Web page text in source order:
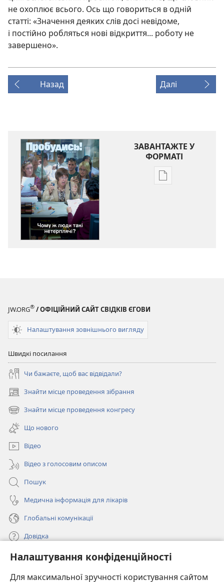
Налаштування конфіденційності
Для максимальної зручності користування сайтом
не охоплює всього. Ось що говориться в одній
статті: «Значення деяких слів досі невідоме,
і постійно робляться нові відкриття... роботу не
завершено».
Назад Далі
ЗАВАНТАЖТЕ У
ФОРМАТІ
Параметри
JW.ORG® / ОФІЦІЙНИЙ САЙТ СВІДКІВ ЄГОВИ
Налаштування зовнішнього вигляду
Швидкі посилання
Чи бажаєте, щоб вас відвідали?
Знайти місце проведення зібрання
(відкривається
у
новому
вікні)
Знайти місце проведення конгресу
(відкривається
новому
вікні)
Що нового
Відео
Відео з голосовим описом
Пошук
Медична інформація для лікарів
Глобальні комунікації
Довідка
Пожертви
(відкривається
у